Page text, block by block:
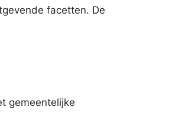
facetten. De
gemeentelijke